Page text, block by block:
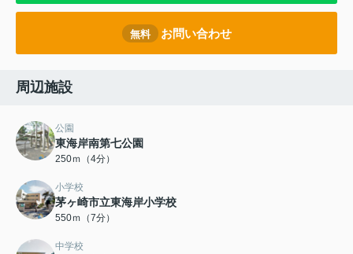
無料 お問い合わせ
周辺施設
公園
東海岸南第七公園
250ｍ（4分）
小学校
茅ヶ崎市立東海岸小学校
550ｍ（7分）
中学校